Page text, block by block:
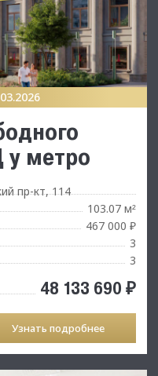
у метро
пр-кт, 114
103.07 м²
467 000 ₽
3
3
48 133 690 ₽
Узнать подробнее